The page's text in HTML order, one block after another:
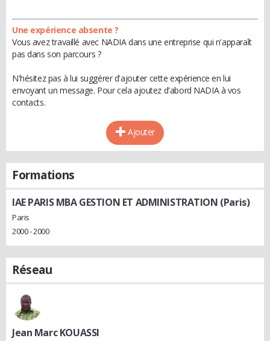
Une expérience absente ?
Vous avez travaillé avec NADIA dans une entreprise qui n'apparaît
pas dans son parcours ?
N'hésitez pas à lui suggérer d'ajouter cette expérience en lui
envoyant un message. Pour cela ajoutez d'abord NADIA à vos
contacts.
Ajouter
Formations
IAE PARIS MBA GESTION ET ADMINISTRATION (Paris)
Paris
2000 - 2000
Réseau
Jean Marc KOUASSI